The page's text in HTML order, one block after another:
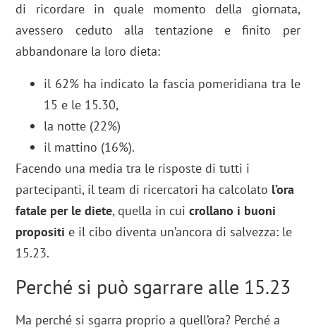
di ricordare in quale momento della giornata,
avessero ceduto alla tentazione e finito per
abbandonare la loro dieta:
il 62% ha indicato la fascia pomeridiana tra le
15 e le 15.30,
la notte (22%)
il mattino (16%).
Facendo una media tra le risposte di tutti i
partecipanti, il team di ricercatori ha calcolato l’ora
fatale per le diete, quella in cuicrollano i buoni
propositi e il cibo diventa un’ancora di salvezza: le
15.23.
Perché si può sgarrare alle 15.23
Ma perché si sgarra proprio a quell’ora? Perché a